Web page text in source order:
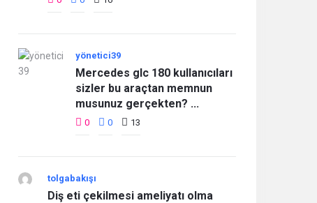
yönetici39
Mercedes glc 180 kullanıcıları
sizler bu araçtan memnun
musunuz gerçekten? ...
0 0 13
tolgabakışı
Diş eti çekilmesi ameliyatı olma